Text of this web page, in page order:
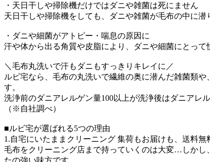
・天日干しや掃除機だけではダニや雑菌は死にません
天日干しや掃除機をしても、ダニや雑菌が毛布の中に
・ダニや細菌がアトピー・喘息の原因に
汗や体から出る角質や皮脂により、ダニや細菌にとっ
＼毛布丸洗いで汗もダニもすっきりキレイに／
ルビ宅なら、毛布の丸洗いで繊維の奥に潜んだ雑菌類
す。
洗浄前のダニアレルゲン量100以上が洗浄後はダニアレ
（※自社調べ）
■ルビ宅が選ばれる5つの理由
1.自宅にいたままクリーニング 集荷もお届けも、送料無
毛布をクリーニング店まで持っていくのは大変…しかし
たの強い味方です。